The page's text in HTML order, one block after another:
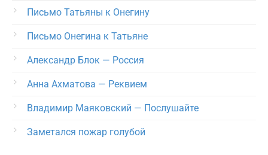
Письмо Татьяны к Онегину
Письмо Онегина к Татьяне
Александр Блок — Россия
Анна Ахматова — Реквием
Владимир Маяковский — Послушайте
Заметался пожар голубой